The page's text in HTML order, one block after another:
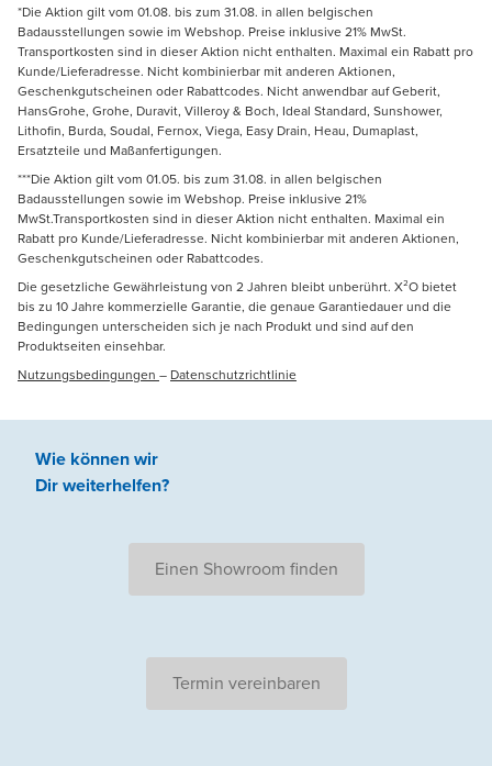
*Die Aktion gilt vom 01.08. bis zum 31.08. in allen belgischen
Badausstellungen sowie im Webshop. Preise inklusive 21% MwSt.
Transportkosten sind in dieser Aktion nicht enthalten. Maximal ein Rabatt pro
Kunde/Lieferadresse. Nicht kombinierbar mit anderen Aktionen,
Geschenkgutscheinen oder Rabattcodes. Nicht anwendbar auf Geberit,
HansGrohe, Grohe, Duravit, Villeroy & Boch, Ideal Standard, Sunshower,
Lithofin, Burda, Soudal, Fernox, Viega, Easy Drain, Heau, Dumaplast,
Ersatzteile und Maßanfertigungen.
***Die Aktion gilt vom 01.05. bis zum 31.08. in allen belgischen
Badausstellungen sowie im Webshop. Preise inklusive 21%
MwSt.Transportkosten sind in dieser Aktion nicht enthalten. Maximal ein
Rabatt pro Kunde/Lieferadresse. Nicht kombinierbar mit anderen Aktionen,
Geschenkgutscheinen oder Rabattcodes.
Die gesetzliche Gewährleistung von 2 Jahren bleibt unberührt. X²O bietet
bis zu 10 Jahre kommerzielle Garantie, die genaue Garantiedauer und die
Bedingungen unterscheiden sich je nach Produkt und sind auf den
Produktseiten einsehbar.
Nutzungsbedingungen – Datenschutzrichtlinie
Wie können wir
Dir weiterhelfen?
Einen Showroom finden
Termin vereinbaren